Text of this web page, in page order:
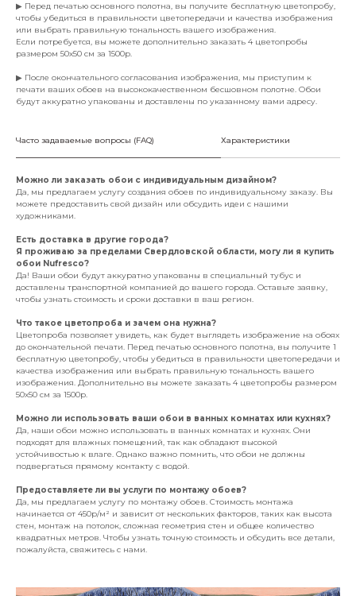
▶ Перед печатью основного полотна, вы получите бесплатную цветопробу,
чтобы убедиться в правильности цветопередачи и качества изображения
или выбрать правильную тональность вашего изображения.
Если потребуется, вы можете дополнительно заказать 4 цветопробы
размером 50х50 см за 1500р.
▶ После окончательного согласования изображения, мы приступим к
печати ваших обоев на высококачественном бесшовном полотне. Обои
будут аккуратно упакованы и доставлены по указанному вами адресу.
Часто задаваемые вопросы (FAQ) Характеристики
Можно ли заказать обои с индивидуальным дизайном?
Да, мы предлагаем услугу создания обоев по индивидуальному заказу. Вы
можете предоставить свой дизайн или обсудить идеи с нашими
художниками.
Есть доставка в другие города?
Я проживаю за пределами Свердловской области, могу ли я купить
обои Nufresco?
Да! Ваши обои будут аккуратно упакованы в специальный тубус и
доставлены транспортной компанией до вашего города. Оставьте заявку,
чтобы узнать стоимость и сроки доставки в ваш регион.
Что такое цветопроба и зачем она нужна?
Цветопроба позволяет увидеть, как будет выглядеть изображение на обоях
до окончательной печати. Перед печатью основного полотна, вы получите 1
бесплатную цветопробу, чтобы убедиться в правильности цветопередачи и
качества изображения или выбрать правильную тональность вашего
изображения. Дополнительно вы можете заказать 4 цветопробы размером
50х50 см за 1500р.
Можно ли использовать ваши обои в ванных комнатах или кухнях?
Да, наши обои можно использовать в ванных комнатах и кухнях. Они
подходят для влажных помещений, так как обладают высокой
устойчивостью к влаге. Однако важно помнить, что обои не должны
подвергаться прямому контакту с водой.
Предоставляете ли вы услуги по монтажу обоев?
Да, мы предлагаем услугу по монтажу обоев. Стоимость монтажа
начинается от 450р/м² и зависит от нескольких факторов, таких как высота
стен, монтаж на потолок, сложная геометрия стен и общее количество
квадратных метров. Чтобы узнать точную стоимость и обсудить все детали,
пожалуйста, свяжитесь с нами.